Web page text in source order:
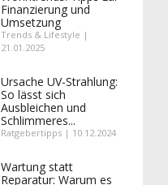
Finanzierung und
Umsetzung
Trends & Lifestyle |
21.01.2025
Ursache UV-Strahlung:
So lässt sich
Ausbleichen und
Schlimmeres...
Ratgebertipps | 10.12.2024
Wartung statt
Reparatur: Warum es